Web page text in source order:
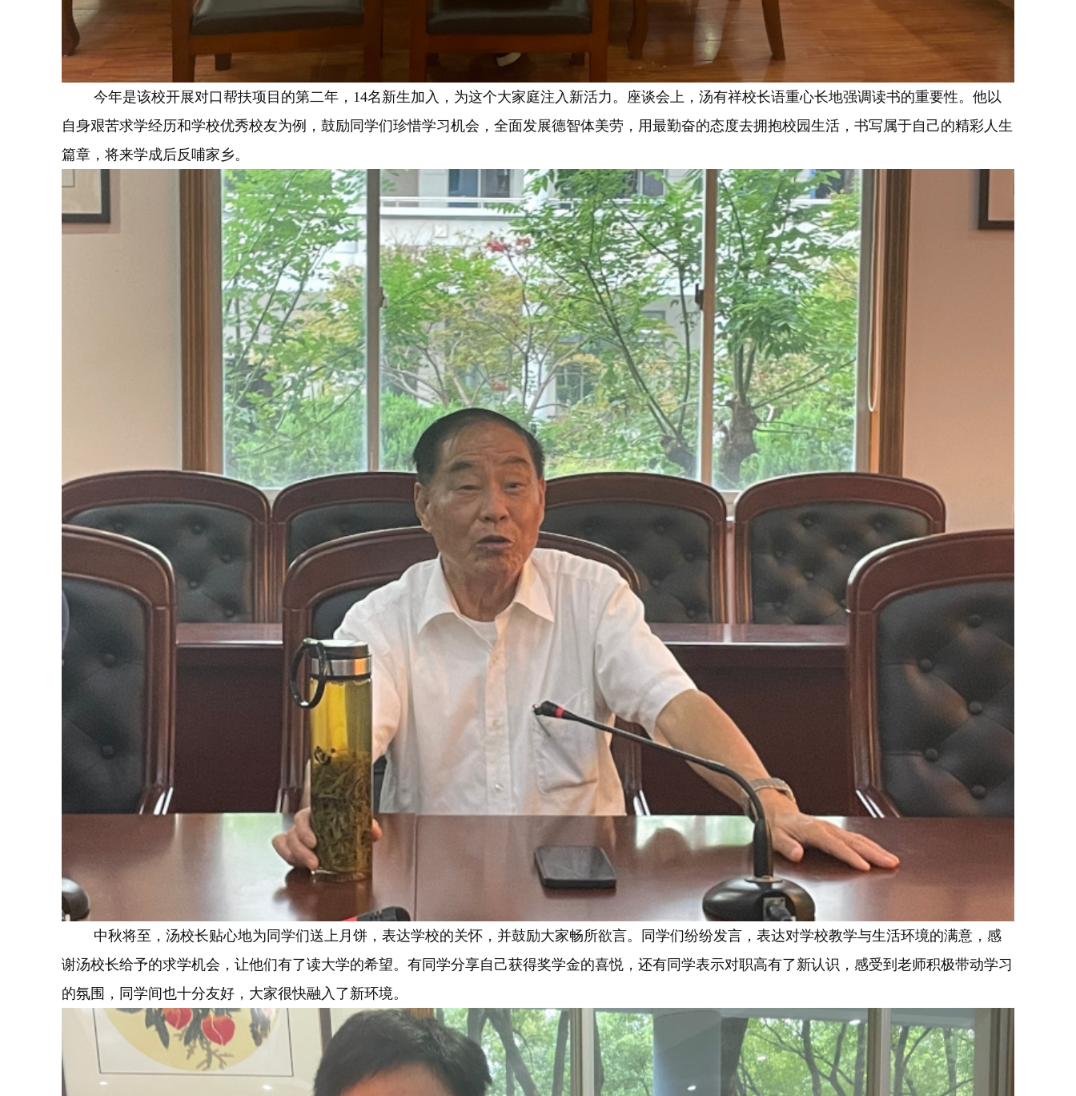
今年是该校开展对口帮扶项目的第二年，14名新生加入，为这个大家庭注入新活力。座谈会上，汤有祥校长语重心长地强调读书的重要性。他以
自身艰苦求学经历和学校优秀校友为例，鼓励同学们珍惜学习机会，全面发展德智体美劳，用最勤奋的态度去拥抱校园生活，书写属于自己的精彩人生
篇章，将来学成后反哺家乡。
中秋将至，汤校长贴心地为同学们送上月饼，表达学校的关怀，并鼓励大家畅所欲言。同学们纷纷发言，表达对学校教学与生活环境的满意，感
谢汤校长给予的求学机会，让他们有了读大学的希望。有同学分享自己获得奖学金的喜悦，还有同学表示对职高有了新认识，感受到老师积极带动学习
的氛围，同学间也十分友好，大家很快融入了新环境。